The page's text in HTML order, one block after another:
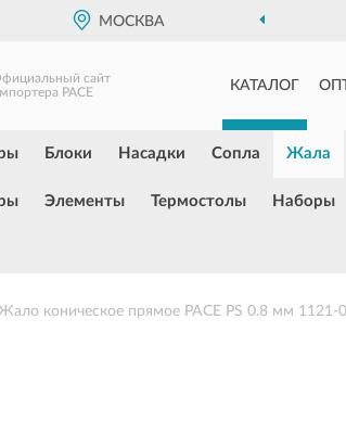
МОСКВА
сайт
PACE
КАТАЛОГ
Блоки Насадки Сопла Жала
Элементы Термостолы Наборы
коническое прямое PACE PS 0.8 мм 1121-